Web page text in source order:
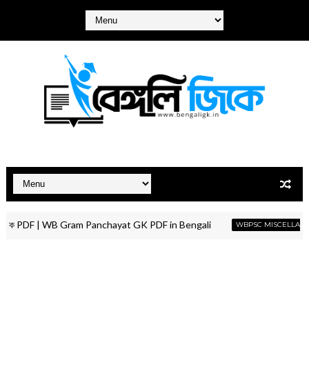
PDF | WB Gram Panchayat GK PDF in Bengali WBPSC MISCELLANEOUS